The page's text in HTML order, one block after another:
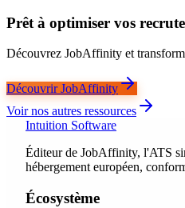
Prêt à optimiser vos
Découvrez JobAffinity et
Découvrir JobAffinity
Voir nos autres ressources
Intuition Software
Éditeur de JobAffinity, l'ATS
hébergement européen,
Écosystème